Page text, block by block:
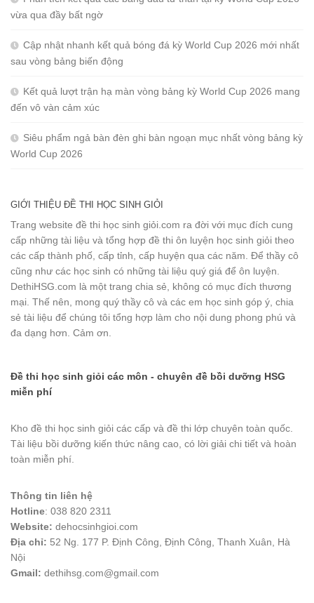
vừa qua đầy bất ngờ
Cập nhật nhanh kết quả bóng đá kỳ World Cup 2026 mới nhất
sau vòng bảng biến động
Kết quả lượt trận hạ màn vòng bảng kỳ World Cup 2026 mang
đến vô vàn cảm xúc
Siêu phẩm ngả bàn đèn ghi bàn ngoạn mục nhất vòng bảng kỳ
World Cup 2026
GIỚI THIỆU ĐỀ THI HỌC SINH GIỎI
Trang website đề thi học sinh giỏi.com ra đời với mục đích cung
cấp những tài liệu và tổng hợp đề thi ôn luyện học sinh giỏi theo
các cấp thành phố, cấp tỉnh, cấp huyện qua các năm. Để thầy cô
cũng như các học sinh có những tài liệu quý giá để ôn luyện.
DethiHSG.com là một trang chia sẻ, không có mục đích thương
mại. Thế nên, mong quý thầy cô và các em học sinh góp ý, chia
sẻ tài liệu để chúng tôi tổng hợp làm cho nội dung phong phú và
đa dạng hơn. Cảm ơn.
Đề thi học sinh giỏi các môn - chuyên đề bồi dưỡng HSG
miễn phí
Kho đề thi học sinh giỏi các cấp và đề thi lớp chuyên toàn quốc.
Tài liệu bồi dưỡng kiến thức nâng cao, có lời giải chi tiết và hoàn
toàn miễn phí.
Thông tin liên hệ
Hotline: 038 820 2311
Website: dehocsinhgioi.com
Địa chỉ: 52 Ng. 177 P. Định Công, Định Công, Thanh Xuân, Hà
Nội
Gmail: dethihsg.com@gmail.com